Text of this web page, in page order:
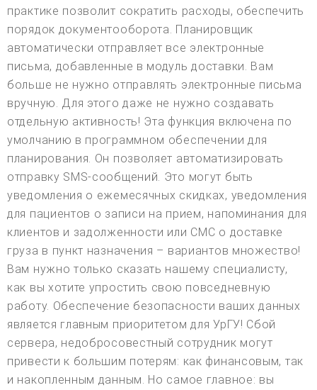
практике позволит сократить расходы, обеспечить
порядок документооборота. Планировщик
автоматически отправляет все электронные
письма, добавленные в модуль доставки. Вам
больше не нужно отправлять электронные письма
вручную. Для этого даже не нужно создавать
отдельную активность! Эта функция включена по
умолчанию в программном обеспечении для
планирования. Он позволяет автоматизировать
отправку SMS-сообщений. Это могут быть
уведомления о ежемесячных скидках, уведомления
для пациентов о записи на прием, напоминания для
клиентов и задолженности или СМС о доставке
груза в пункт назначения – вариантов множество!
Вам нужно только сказать нашему специалисту,
как вы хотите упростить свою повседневную
работу. Обеспечение безопасности ваших данных
является главным приоритетом для УрГУ! Сбой
сервера, недобросовестный сотрудник могут
привести к большим потерям: как финансовым, так
и накопленным данным. Но самое главное: вы